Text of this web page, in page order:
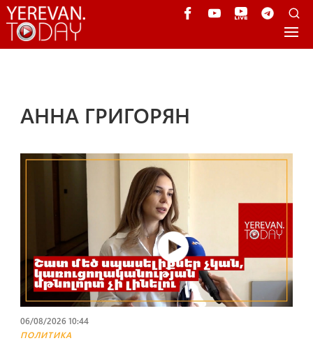
АННА ГРИГОРЯН
06/08/2026 10:44
ПОЛИТИКА